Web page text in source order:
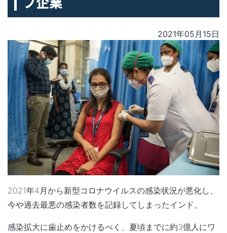
2021年05月15日
2021年4月から新型コロナウイルスの感染状況が悪化し、
今や過去最悪の感染者数を記録してしまったインド。
感染拡大に歯止めをかけるべく、夏頃までに約3億人にワ